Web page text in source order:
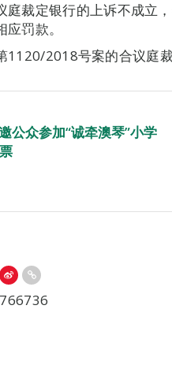
庭裁定银行的上诉不成立
罚款。
1120/2018号案的合议庭裁
公众参加“诚牵澳琴”小学